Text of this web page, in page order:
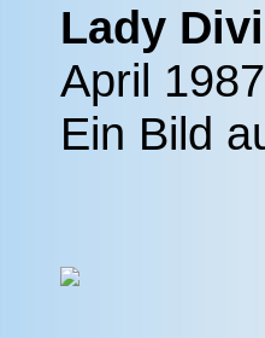
Lady
April
Ein Bild